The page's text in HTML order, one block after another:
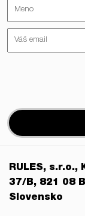
RULES, s.r.o.,
37/B, 821 08
Slovensko